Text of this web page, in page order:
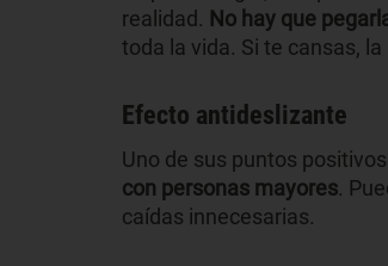
realidad. No hay que
toda la vida. Si te cansas,
Efecto antideslizante
Uno de sus puntos
con personas mayores.
caídas innecesarias.